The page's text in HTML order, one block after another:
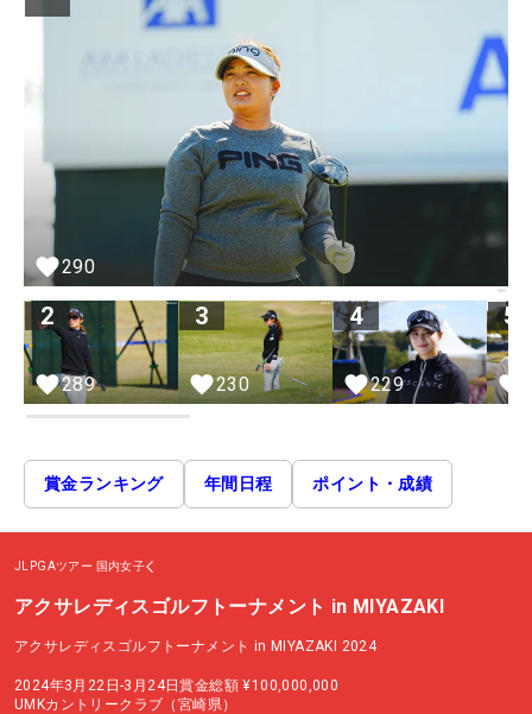
290
2
289
3
230
4
229
5
賞金ランキング 年間日程 ポイント・成績
JLPGAツアー 国内女子
アクサレディスゴルフトーナメント in MIYAZAKI
アクサレディスゴルフトーナメント in MIYAZAKI 2024
2024年3月22日-3月24日賞金総額 ¥100,000,000
UMKカントリークラブ（宮崎県）